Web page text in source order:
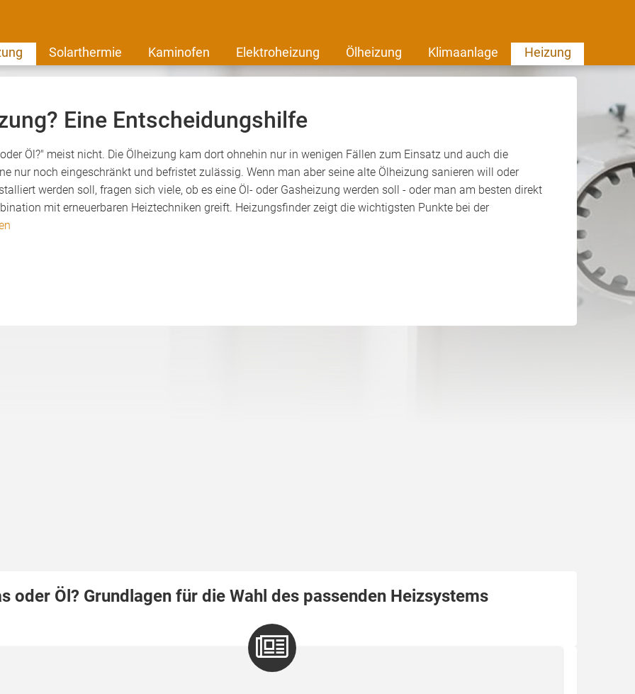
Solarthermie Kaminofen Elektroheizung Ölheizung Klimaanlage Heizung
Eine Entscheidungshilfe
Öl?" meist nicht. Die Ölheizung kam dort ohnehin nur in wenigen Fällen zum Einsatz und auch die
nur noch eingeschränkt und befristet zulässig. Wenn man aber seine alte Ölheizung sanieren will oder
werden soll, fragen sich viele, ob es eine Öl- oder Gasheizung werden soll - oder man am besten direkt
mit erneuerbaren Heiztechniken greift. Heizungsfinder zeigt die wichtigsten Punkte bei der
oder Öl? Grundlagen für die Wahl des passenden Heizsystems